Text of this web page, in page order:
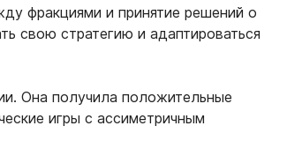
фракциями и принятие решений о
свою стратегию и адаптироваться
Она получила положительные
игры с ассиметричным